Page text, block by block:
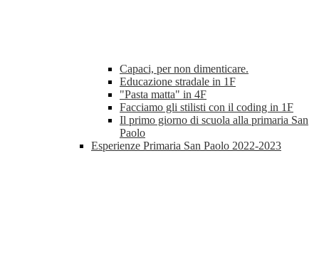
Capaci, per non dimenticare.
Educazione stradale in 1F
"Pasta matta" in 4F
Facciamo gli stilisti con il coding in 1F
Il primo giorno di scuola alla primaria San
Paolo
Esperienze Primaria San Paolo 2022-2023